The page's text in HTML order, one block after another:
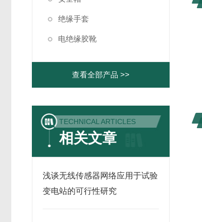
绝缘手套
电绝缘胶靴
查看全部产品 >>
TECHNICAL ARTICLES
相关文章
浅谈无线传感器网络应用于试验
变电站的可行性研究